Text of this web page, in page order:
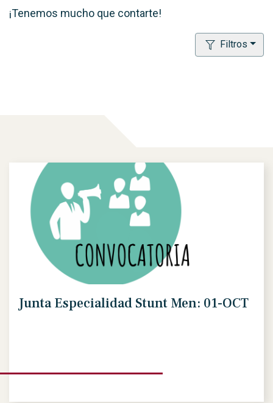
¡Tenemos mucho que contarte!
Filtros
Junta Especialidad Stunt Men: 01-OCT